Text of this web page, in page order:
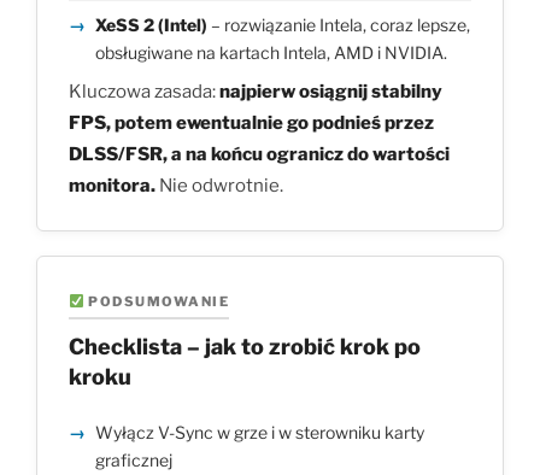
XeSS 2 (Intel) – rozwiązanie Intela, coraz lepsze,
obsługiwane na kartach Intela, AMD i NVIDIA.
Kluczowa zasada:najpierw osiągnij stabilny
FPS, potem ewentualnie go podnieś przez
DLSS/FSR, a na końcu ogranicz do wartości
monitora. Nie odwrotnie.
PODSUMOWANIE
Checklista – jak to zrobić krok po
kroku
Wyłącz V-Sync w grze i w sterowniku karty
graficznej